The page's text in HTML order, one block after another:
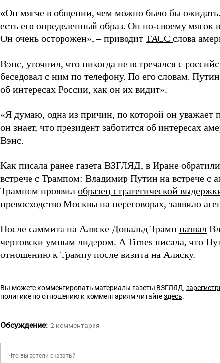
«Он мягче в общении, чем можно было бы
есть его определенный образ. Он по-своему мягок
Он очень осторожен», – приводит ТАСС слова
Вэнс, уточнил, что никогда не встречался с
беседовал с ним по телефону. По его словам,
об интересах России, как он их видит».
«Я думаю, одна из причин, по которой он
он знает, что президент заботится об интересах
Вэнс.
Как писала ранее газета ВЗГЛЯД, в Иране
встрече с Трампом: Владимир Путин на встрече с
Трампом проявил образец стратегической
превосходство Москвы на переговорах, заявило
После саммита на Аляске Дональд Трамп назвал
чертовски умным лидером. А Times писала, что
отношению к Трампу после визита на Аляску.
Вы можете комментировать материалы газеты ВЗГЛЯД,
политике по отношению к комментариям читайтездесь.
Обсуждение: 2 комментария